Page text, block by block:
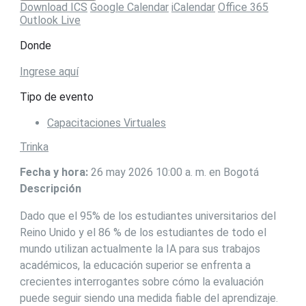
Download ICS Google Calendar iCalendar Office 365
Outlook Live
Donde
Ingrese aquí
Tipo de evento
Capacitaciones Virtuales
Trinka
Fecha y hora: 26 may 2026 10:00 a. m. en Bogotá
Descripción
Dado que el 95% de los estudiantes universitarios del
Reino Unido y el 86 % de los estudiantes de todo el
mundo utilizan actualmente la IA para sus trabajos
académicos, la educación superior se enfrenta a
crecientes interrogantes sobre cómo la evaluación
puede seguir siendo una medida fiable del aprendizaje.